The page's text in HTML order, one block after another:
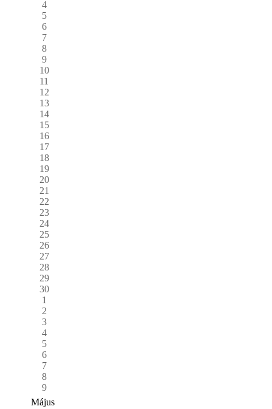
4
5
6
7
8
9
10
11
12
13
14
15
16
17
18
19
20
21
22
23
24
25
26
27
28
29
30
1
2
3
4
5
6
7
8
9
Május